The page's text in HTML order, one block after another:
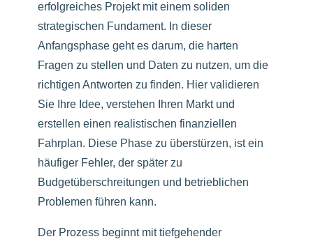
erfolgreiches Projekt mit einem soliden
strategischen Fundament. In dieser
Anfangsphase geht es darum, die harten
Fragen zu stellen und Daten zu nutzen, um die
richtigen Antworten zu finden. Hier validieren
Sie Ihre Idee, verstehen Ihren Markt und
erstellen einen realistischen finanziellen
Fahrplan. Diese Phase zu überstürzen, ist ein
häufiger Fehler, der später zu
Budgetüberschreitungen und betrieblichen
Problemen führen kann.
Der Prozess beginnt mit tiefgehender